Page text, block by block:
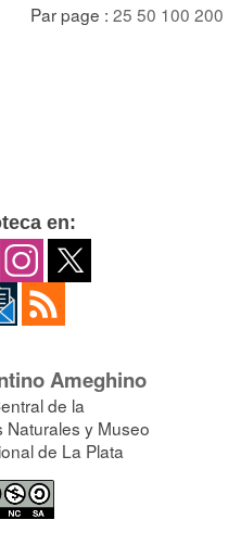
Par page : 25 50 100 200
en:
Ameghino
de la
Naturales y Museo
de La Plata